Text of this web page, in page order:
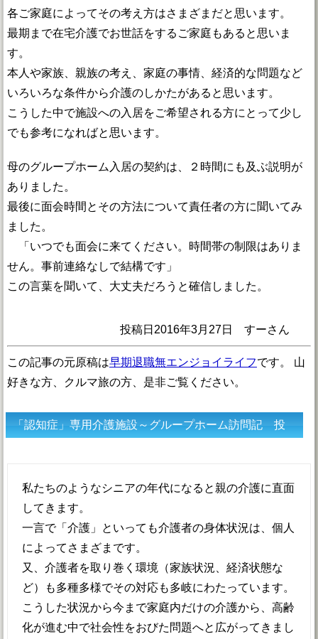
各ご家庭によってその考え方はさまざまだと思います。
最期まで在宅介護でお世話をするご家庭もあると思いま
す。
本人や家族、親族の考え、家庭の事情、経済的な問題など
いろいろな条件から介護のしかたがあると思います。
こうした中で施設への入居をご希望される方にとって少し
でも参考になればと思います。
母のグループホーム入居の契約は、２時間にも及ぶ説明が
ありました。
最後に面会時間とその方法について責任者の方に聞いてみ
ました。
「いつでも面会に来てください。時間帯の制限はありま
せん。事前連絡なしで結構です」
この言葉を聞いて、大丈夫だろうと確信しました。
投稿日2016年3月27日 すーさん
この記事の元原稿は早期退職無エンジョイライフです。 山
好きな方、クルマ旅の方、是非ご覧ください。
「認知症」専用介護施設～グループホーム訪問記 投
私たちのようなシニアの年代になると親の介護に直面
してきます。
一言で「介護」といっても介護者の身体状況は、個人
によってさまざまです。
又、介護者を取り巻く環境（家族状況、経済状態な
ど）も多種多様でその対応も多岐にわたっています。
こうした状況から今まで家庭内だけの介護から、高齢
化が進む中で社会性をおびた問題へと広がってきまし